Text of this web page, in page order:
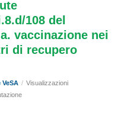
108 del
vaccinazione nei
di recupero
VeSA / Visualizzazioni